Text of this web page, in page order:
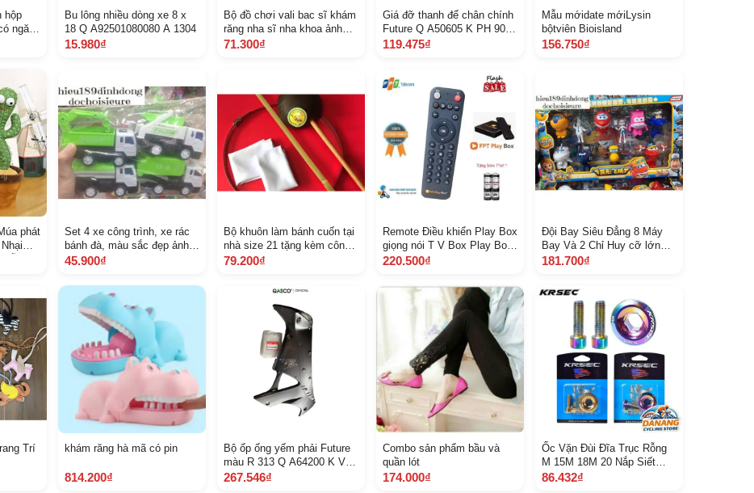
hộp
ngăn
Bu lông nhiều dòng xe 8 x
18 Q A92501080080 A 1304
15.980₫
Bộ đồ chơi vali bac sĩ khám
răng nha sĩ nha khoa ảnh
thật
71.300₫
Giá đỡ thanh để chân chính
Future Q A50605 K PH 900
6 B 4 G
119.475₫
Mẫu mớidate mớiLysin
bộtviên Bioisland
156.750₫
phát
pin
Set 4 xe công trình, xe rác
bánh đà, màu sắc đẹp ảnh
thật
45.900₫
Bộ khuôn làm bánh cuốn tại
nhà size 21 tặng kèm công
thức
79.200₫
Remote Điều khiển Play Box
giọng nói T V Box Play Box
2018, 2019, 2020 Hàng mới
220.500₫
Đội Bay Siêu Đẳng 8 Máy
Bay Và 2 Chỉ Huy cỡ lớn
ảnh thật
181.700₫
Trí
khám răng hà mã có pin
814.200₫
Bộ ốp ống yếm phải Future
màu R 313 Q A64200 K VL
V 40 Z A
267.546₫
Combo sản phẩm bầu và
quần lót
174.000₫
Ốc Vặn Đùi Đĩa Trục Rỗng
M 15M 18M 20 Nắp Siết
Crank Xe Đạp
86.432₫